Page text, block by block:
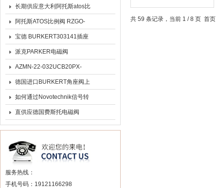
AGRZO-A-10/210/R
长期供应意大利阿托斯atos比
例阀现货
阿托斯ATOS比例阀 RZGO-
AE-033/315现货
宝德 BURKERT303141插座
原装库存
派克PARKER电磁阀
PRNA1S-180-45*库存
AZMN-22-032UCB20PX-
S0077型德国REXROTH液压
齿轮马达技术特点介绍
德国进口BURKERT角座阀上
海威斯特经销分类
如何通过Novotechnik信号转
换器优化工业系统信号传输？
直供应德国费斯托电磁阀
FSSC-12
服务热线：
手机号码：19121166298
共 59 条记录，当前 1 / 8 页 首